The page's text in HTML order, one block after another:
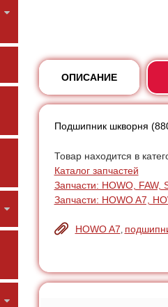
ОПИСАНИЕ
Подшипник шкворня
Товар находится в
Каталог запчастей
Запчасти: HOWO, FAW,
Запчасти: HOWO A7,
HOWO A7,